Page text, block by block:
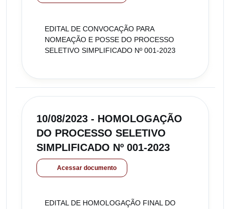
EDITAL DE CONVOCAÇÃO PARA
NOMEAÇÃO E POSSE DO PROCESSO
SELETIVO SIMPLIFICADO Nº 001-2023
10/08/2023 - HOMOLOGAÇÃO
DO PROCESSO SELETIVO
SIMPLIFICADO Nº 001-2023
Acessar documento
EDITAL DE HOMOLOGAÇÃO FINAL DO